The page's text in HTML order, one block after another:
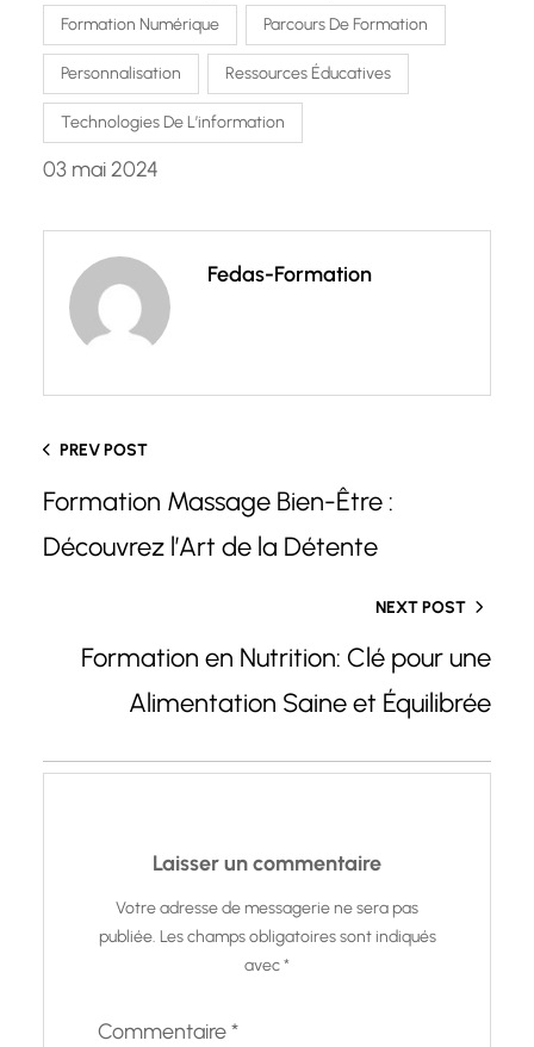
Formation Numérique Parcours De Formation
Personnalisation Ressources Éducatives
Technologies De L’information
03 mai 2024
Fedas-Formation
PREV POST
Formation Massage Bien-Être :
Découvrez l’Art de la Détente
NEXT POST
Formation en Nutrition: Clé pour une
Alimentation Saine et Équilibrée
Laisser un commentaire
Votre adresse de messagerie ne sera pas
publiée. Les champs obligatoires sont indiqués
avec*
Commentaire*